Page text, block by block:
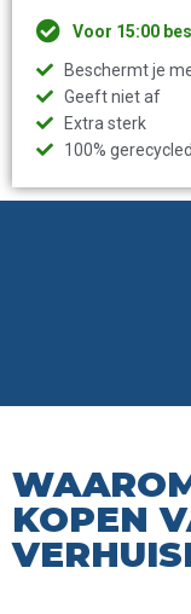
Voor 15:00
Beschermt je
Geeft niet af
Extra sterk
100%
KOPEN